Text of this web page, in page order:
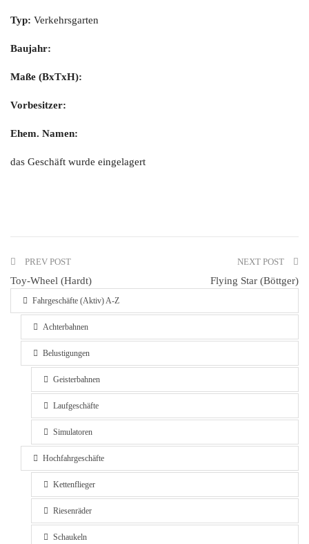
Typ: Verkehrsgarten
Baujahr:
Maße (BxTxH):
Vorbesitzer:
Ehem. Namen:
das Geschäft wurde eingelagert
PREV POST
Toy-Wheel (Hardt)
NEXT POST
Flying Star (Böttger)
Fahrgeschäfte (Aktiv) A-Z
Achterbahnen
Belustigungen
Geisterbahnen
Laufgeschäfte
Simulatoren
Hochfahrgeschäfte
Kettenflieger
Riesenräder
Schaukeln